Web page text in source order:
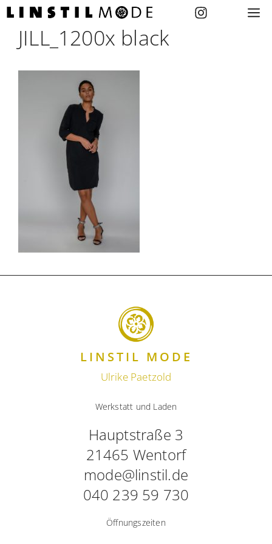
Zum
JILL_1200x black
Werkstatt und Laden
Hauptstraße 3
21465 Wentorf
mode@linstil.de
040 239 59 730
LINSTIL MODE
Ulrike Paetzold
Öffnungszeiten